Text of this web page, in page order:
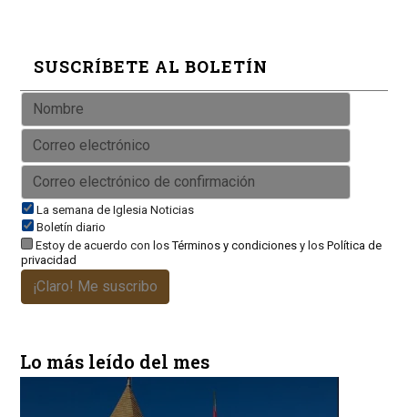
SUSCRÍBETE AL BOLETÍN
La semana de Iglesia Noticias
Boletín diario
Estoy de acuerdo con losTérminos y condicionesy los Política de
privacidad
¡Claro! Me suscribo
Lo más leído del mes